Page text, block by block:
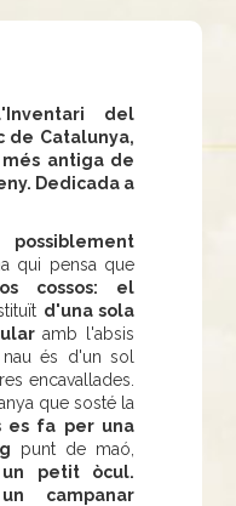
del
de Catalunya,
més antiga de
Dedicada a
possiblement
qui pensa que
cossos: el
d'una sola
amb l'absis
és d'un sol
encavallades.
que sosté la
es fa per una
punt de maó,
petit òcul.
campanar